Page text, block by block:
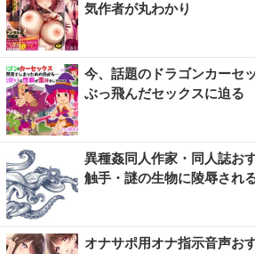
気作者が丸わかり
今、話題のドラゴンカーセ
ぶっ飛んだセックスに迫る
異種姦同人作家・同人誌お
触手・謎の生物に陵辱され
オナサポ用オナ指示音声お